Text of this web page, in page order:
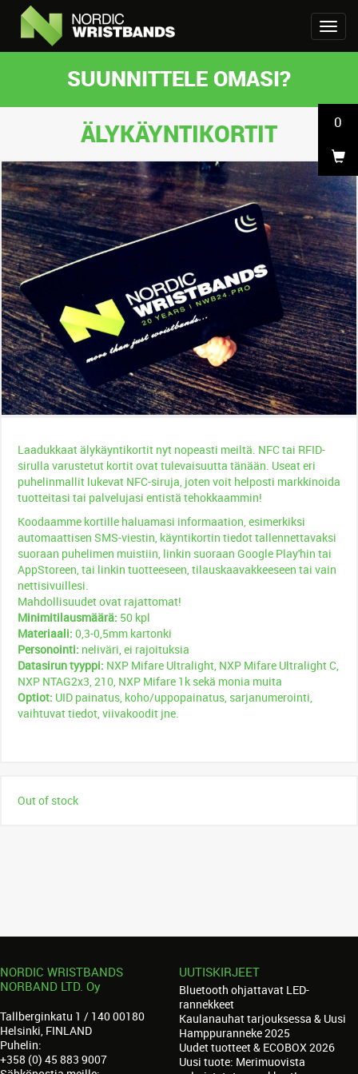
0
SUUNNITTELE OMASI?
ÄLYKÄYNTIKORTIT
Laadukkaat älykäyntikortit nyt nopeasti meiltä. NFC tai RFID-
sirulla varustetut kortit ovat tulevaisuutta tänään. Useat eri
puhelinmallit lukevat NFC-siruja, joten voit helposti markkinoida
tuotteitasi tai palvelujasi entistä tehokkaammin!
Koodaamme kortille haluamasi informaation, esimerkiksi
automaattisen SMS-viestin, käyntikortin tiedot tallennettavaksi
suoraan puhelimen muistiin, linkin suoraan Google Play'hin tai
AppStoreen, tai linkin tuotteeseen, tilauskaavakkeeseen tai vain
nettisivuillesi.
Mahdollisuudet ovat rajattomat!
Minimitilausmäärä: 50 kpl
Materiaali: 0,3-0,5mm kartonki
Personointi: neliväri, ei rajoituksia
Datasirun tyyppi: NXP Mifare Ultralight, NXP Mifare Ultralight C,
NXP NTAG2x3, 210, NXP Mifare 1k sekä monia muita
Optiot: UID painatus, koho/uppopainatus, sarjanumerointi,
vaihtuvat tiedot, viivakoodit jne.
Out of stock
NORDIC WRISTBANDS
NORBAND LTD. Oy
Tallberginkatu 1 / 140 00180
Helsinki, FINLAND
Puhelin:
+358 (0) 45 883 9007
UUTISKIRJEET
Bluetooth ohjattavat LED-
rannekkeet
Kaulanauhat tarjouksessa & Uusi
Hamppuranneke 2025
Uudet tuotteet & ECOBOX 2026
Uusi tuote: Merimuovista